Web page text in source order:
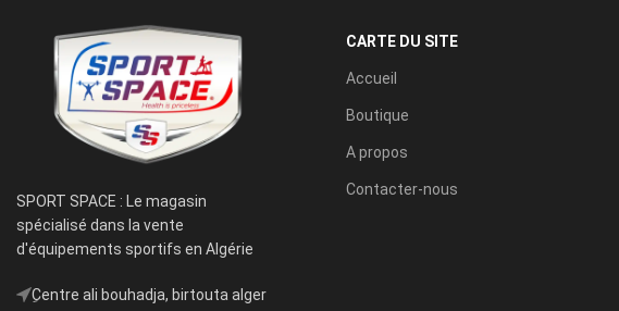
SPORT SPACE : Le magasin
spécialisé dans la vente
d'équipements sportifs en Algérie
ِCentre ali bouhadja, birtouta alger
CARTE DU SITE
Accueil
Boutique
A propos
Contacter-nous